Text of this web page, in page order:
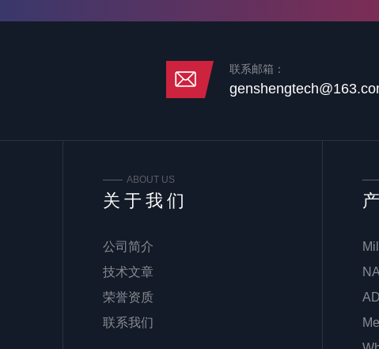
联系邮箱：
ABOUT US
关于我们
公司简介
技术文章
荣誉资质
联系我们